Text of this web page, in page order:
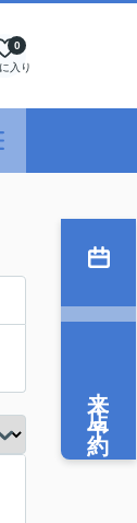
入り
0
来店予約